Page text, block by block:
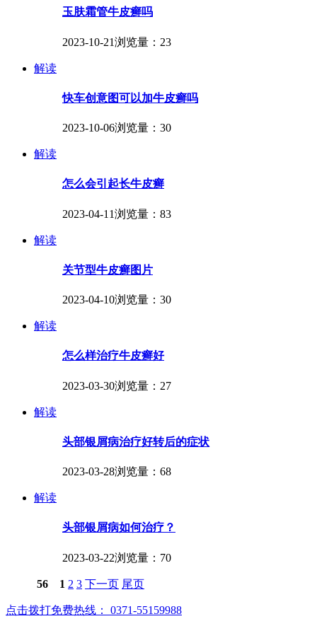
玉肤霜管牛皮癣吗
2023-10-21浏览量：23
解读
快车创意图可以加牛皮癣吗
2023-10-06浏览量：30
解读
怎么会引起长牛皮癣
2023-04-11浏览量：83
解读
关节型牛皮癣图片
2023-04-10浏览量：30
解读
怎么样治疗牛皮癣好
2023-03-30浏览量：27
解读
头部银屑病治疗好转后的症状
2023-03-28浏览量：68
解读
头部银屑病如何治疗？
2023-03-22浏览量：70
56 1 2 3 下一页 尾页
点击拨打免费热线： 0371-55159988